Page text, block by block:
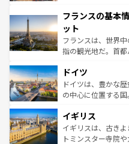
ませてくれるイタ
なお、新着のイタリ
しい。
文化が根付くこの
れる闘牛、そして
る。首都マドリー
アートに溢れた街
せる。地方によっ
ンテンツ一覧を参
フランスの基本
ット
フランスは、世界
指の観光地だ。首
で、幅広い魅力が
聖堂、美しいビー
から魅了する。ま
いる。シャンパンの
香り高いラベンダ
らに、パリ以外の
ドイツ
ドイツは、豊かな
の中心に位置する
顔を持つこの国は、
ルリンの文化的活
してライン川沿い
イギリス
イギリスは、古き
トミンスター寺院